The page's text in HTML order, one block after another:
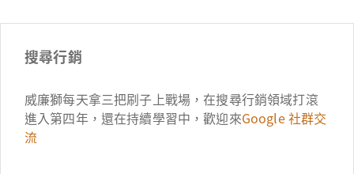
搜尋行銷
威廉獅每天拿三把刷子上戰場，在搜尋行銷領域打滾
進入第四年，還在持續學習中，歡迎來Google 社群交
流